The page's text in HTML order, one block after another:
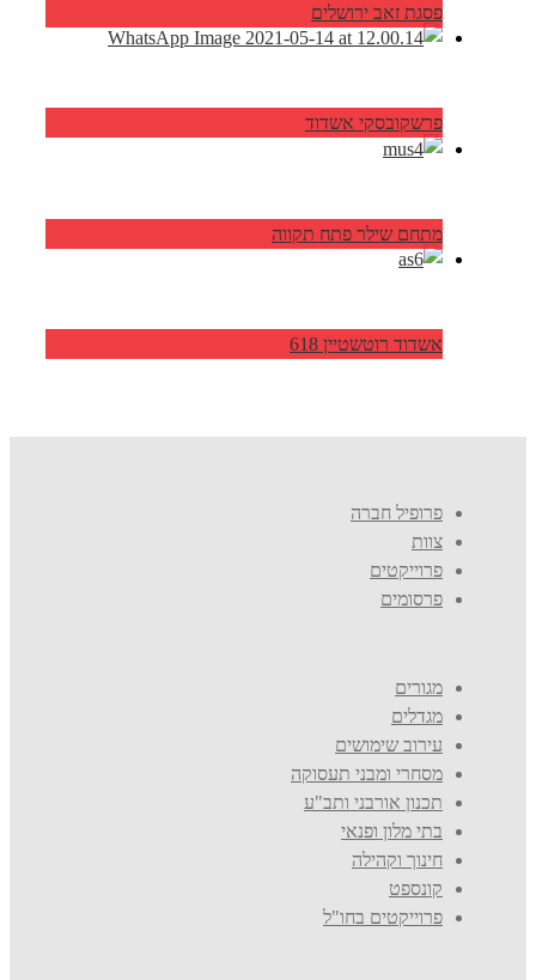
פסגת זאב ירושלים
פרשקובסקי אשדוד
מתחם שילר פתח תקווה
אשדוד רוטשטיין 618
פרופיל חברה
צוות
פרוייקטים
פרסומים
מגורים
מגדלים
עירוב שימושים
מסחרי ומבני תעסוקה
תכנון אורבני ותב"ע
בתי מלון ופנאי
חינוך וקהילה
קונספט
פרוייקטים בחו"ל